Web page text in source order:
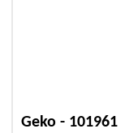
Geko - 101961